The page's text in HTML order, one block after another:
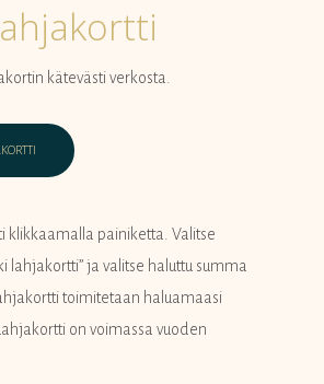
kätevästi verkosta.
klikkaamalla painiketta. Valitse
lahjakortti” ja valitse haluttu summa
toimitetaan haluamaasi
on voimassa vuoden